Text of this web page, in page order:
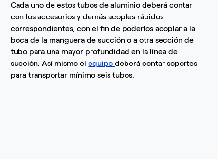
Cada uno de estos tubos de aluminio deberá contar
con los accesorios y demás acoples rápidos
correspondientes, con el fin de poderlos acoplar a la
boca de la manguera de succión o a otra sección de
tubo para una mayor profundidad en la línea de
succión. Así mismo elequipodeberá contar soportes
para transportar mínimo seis tubos.